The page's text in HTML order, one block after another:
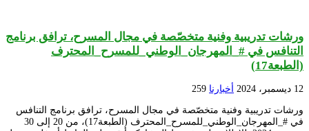
ورشات تدريبية وفنية متخصّصة في مجال المسرح، ترافق برنامج
التنافس في #_المهرجان_الوطني_للمسرح_المحترف
(الطبعة17)
12 ديسمبر، 2024 أخبارنا 259
ورشات تدريبية وفنية متخصّصة في مجال المسرح، ترافق برنامج التنافس
في #_المهرجان_الوطني_للمسرح_المحترف (الطبعة17)، من 20 إلى 30